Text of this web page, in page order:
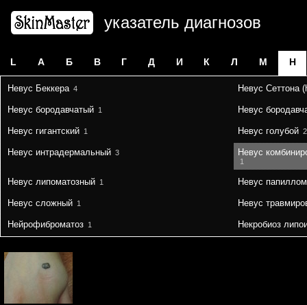
указатель диагнозов
L А Б В Г Д И К Л М Н
Невус Беккера4 Невус Сеттона
Невус бородавчатый1 Невус
Невус гигантский1 Невус голубой2
Невус интрадермальный3 Невус
1
Невус липоматозный1 Невус
Невус сложный1 Невус
Нейрофиброматоз1 Некробиоз